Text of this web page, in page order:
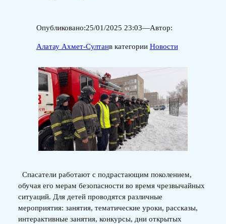
Опубликовано:25/01/2025 23:03—Автор:
Алатау Ахмет-Султанв категории Новости
Спасатели работают с подрастающим поколением,
обучая его мерам безопасности во время чрезвычайных
ситуаций. Для детей проводятся различные
мероприятия: занятия, тематические уроки, рассказы,
интерактивные занятия, конкурсы, дни открытых